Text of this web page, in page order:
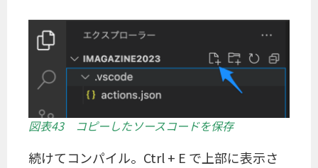
図表43 コピーしたソースコードを保存
続けてコンパイル。Ctrl + E で上部に表示さ